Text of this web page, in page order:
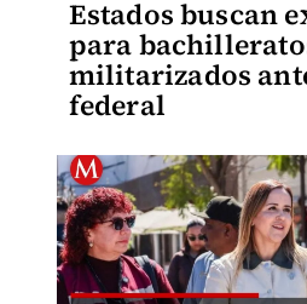
Estados buscan
para
militarizados
federal